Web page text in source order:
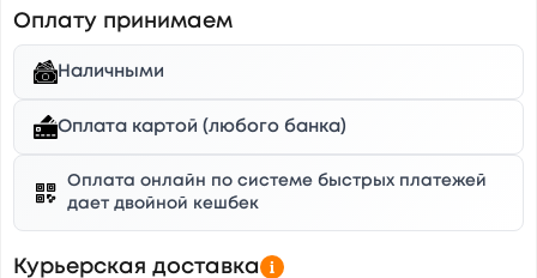
Оплату принимаем
Наличными
Оплата картой (любого банка)
Оплата онлайн по системе быстрых платежей
дает двойной кешбек
Курьерская доставка